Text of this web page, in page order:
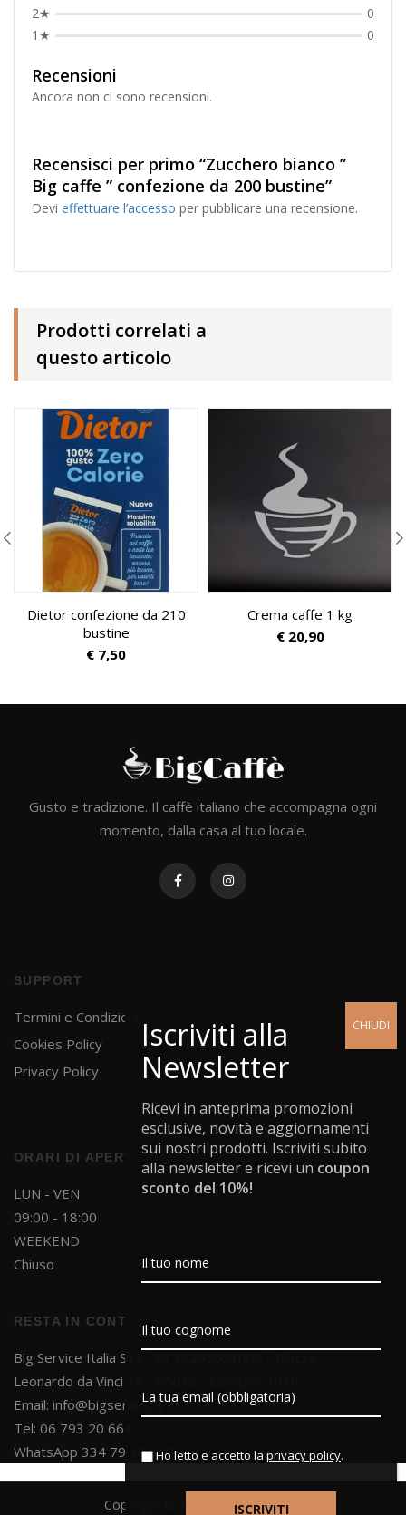
2★
0
1★
0
Recensioni
Ancora non ci sono recensioni.
Recensisci per primo “Zucchero bianco ”
Big caffe ” confezione da 200 bustine”
Devi effettuare l’accesso per pubblicare una recensione.
Prodotti correlati a
questo articolo
Dietor confezione da 210
bustine
€ 7,50
Crema caffe 1 kg
€20,90
Gusto e tradizione. Il caffè italiano che accompagna ogni
momento, dalla casa al tuo locale.
SUPPORT
Termini e Condizioni
Cookies Policy
Privacy Policy
ORARI DI APERTURA
LUN - VEN
09:00 - 18:00
WEEKEND
Chiuso
RESTA IN CONTATTO
Big Service Italia S.r.l. - PI 13295551009 - Piazza
Leonardo da Vinci 18 - 00043 - Ciampino (RM)
Email: info@bigservice.it
Tel: 06 793 20 664
WhatsApp 334 79 10 850
Copyright © 2025 Big Service S.r.l.
Ricevi in anteprima promozioni
esclusive, novità e aggiornamenti
sui nostri prodotti. Iscriviti subito
alla newsletter e ricevi un coupon
sconto del 10%!
Ho letto e accetto la privacy policy.